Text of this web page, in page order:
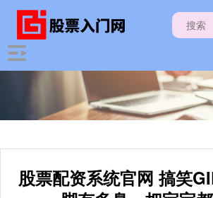
股票配资系统官网 搞笑